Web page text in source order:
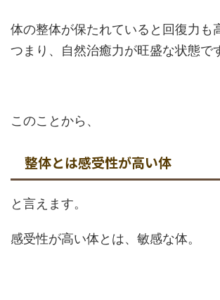
体の整体が保たれていると回復力も
つまり、自然治癒力が旺盛な状態で
このことから、
整体とは感受性が高い体
と言えます。
感受性が高い体とは、敏感な体。